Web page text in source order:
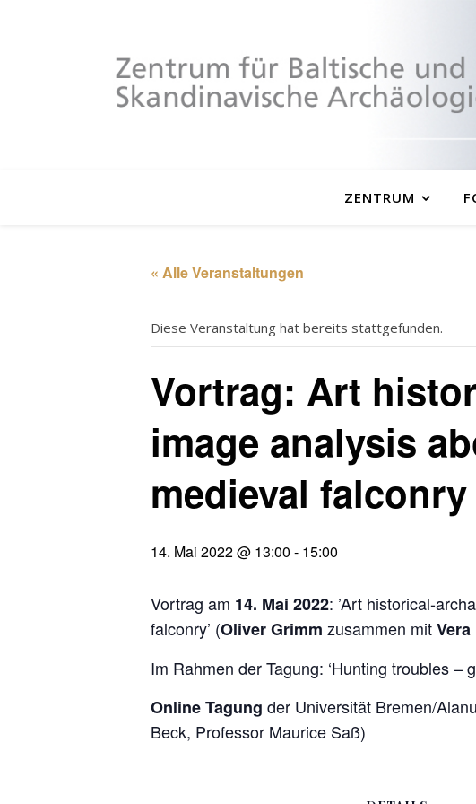
ZENTRUM
« Alle Veranstaltungen
Diese Veranstaltung hat bereits stattgefunden.
Vortrag: Art
image analysis
medieval falconry
14. Mai 2022 @ 13:00 - 15:00
Vortrag am 14. Mai 2022: ’Art historical-
falconry’ (Oliver Grimm zusammen mit
Im Rahmen der Tagung: ‘Hunting troubles –
Online Tagung der Universität Bremen/
Beck, Professor Maurice Saß)